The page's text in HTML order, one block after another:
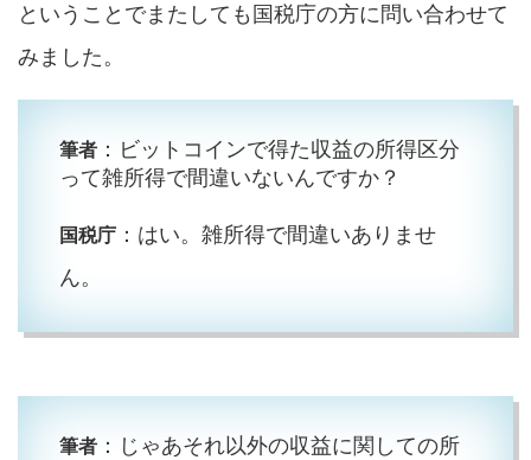
ということでまたしても国税庁の方に問い合わせて
みました。
筆者 ：ビットコインで得た収益の所得区分
って雑所得で間違いないんですか？
国税庁 ：はい。雑所得で間違いありませ
ん。
筆者 ：じゃあそれ以外の収益に関しての所